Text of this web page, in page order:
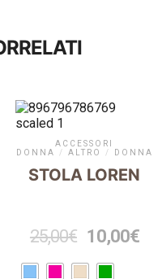
ACCESSORI
DONNA
/ ALTRO / DONNA
STOLA LOREN
25,00€ 10,00€